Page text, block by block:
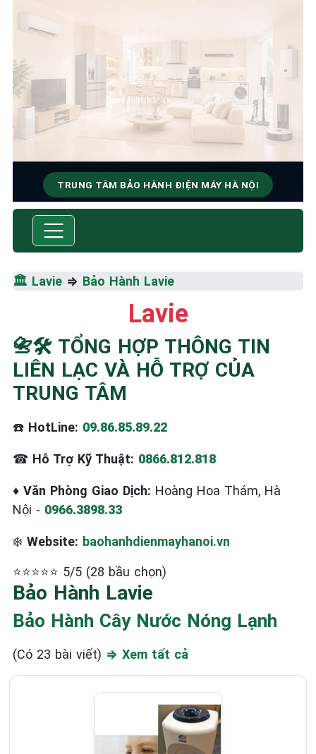
TRUNG TÂM BẢO HÀNH ĐIỆN MÁY HÀ NỘI
SỬA CHỮA & BẢO HÀNH LAVIE
Tốc Độ Tối Đa • Chất Lượng Tối Ưu • Chi Phí Tối
☎️ 09.86.85.89.22
🏛️ Lavie ⇒ Bảo Hành Lavie
Lavie
📇🛠️ TỔNG HỢP THÔNG TIN
LIÊN LẠC VÀ HỖ TRỢ CỦA
TRUNG TÂM
☎️ HotLine: 09.86.85.89.22
☎ Hỗ Trợ Kỹ Thuật: 0866.812.818
♦ Văn Phòng Giao Dịch: Hoàng Hoa Thám, Hà
Nội - 0966.3898.33
❄️ Website: baohanhdienmayhanoi.vn
⭐⭐⭐⭐⭐ 5/5 (28 bầu chọn)
Bảo Hành Lavie
Bảo Hành Cây Nước Nóng Lạnh
(Có 23 bài viết) ⇒ Xem tất cả